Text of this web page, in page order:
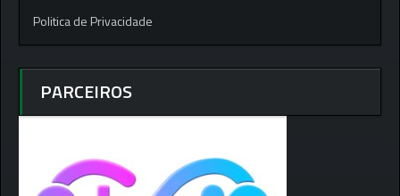
Politica de Privacidade
PARCEIROS